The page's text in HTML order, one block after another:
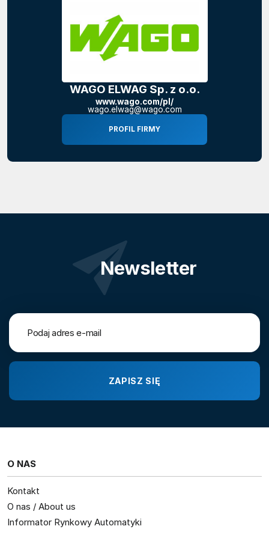
WAGO ELWAG Sp. z o.o.
www.wago.com/pl/
wago.elwag@wago.com
PROFIL FIRMY
Newsletter
O NAS
Kontakt
O nas / About us
Informator Rynkowy Automatyki